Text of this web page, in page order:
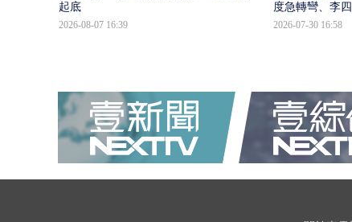
起底
2026-08-07 16:39
度急轉彎、李
2026-07-30 16:58